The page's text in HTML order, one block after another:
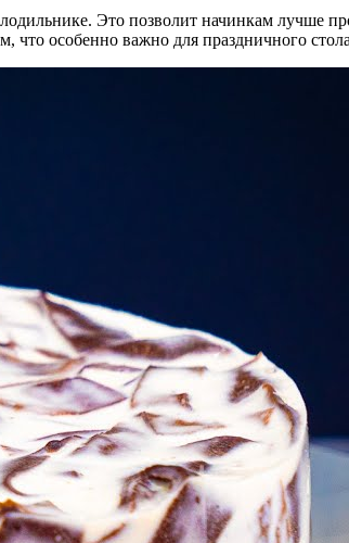
Это позволит начинкам лучше
что особенно важно для праздничного